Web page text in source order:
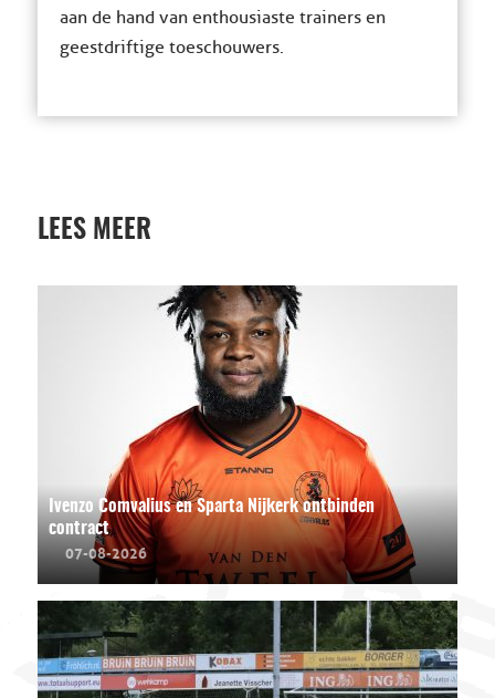
aan de hand van enthousiaste trainers en
geestdriftige toeschouwers.
LEES MEER
Ivenzo Comvalius en Sparta Nijkerk ontbinden
contract
07-08-2026